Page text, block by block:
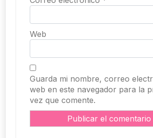
Web
Guarda mi nombre, correo
web en este navegador para la
vez que comente.